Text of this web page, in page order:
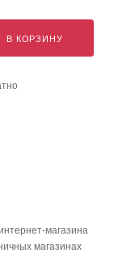
В КОРЗИНУ
магазина
магазинах